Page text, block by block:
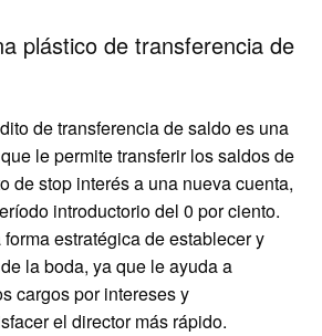
plástico de transferencia de
de transferencia de saldo es una
le permite transferir los saldos de
de stop interés a una nueva cuenta,
introductorio del 0 por ciento.
estratégica de establecer y
la boda, ya que le ayuda a
cargos por intereses y
el director más rápido.